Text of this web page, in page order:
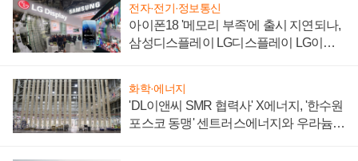
전자·전기·정보통신
아이폰18 '메모리 부족'에 출시 지연되나,
삼성디스플레이 LG디스플레이 LG이노
화학·에너지
'DL이앤씨 SMR 협력사' X에너지, '한수원
포스코 동맹' 센트러스에너지와 우라늄